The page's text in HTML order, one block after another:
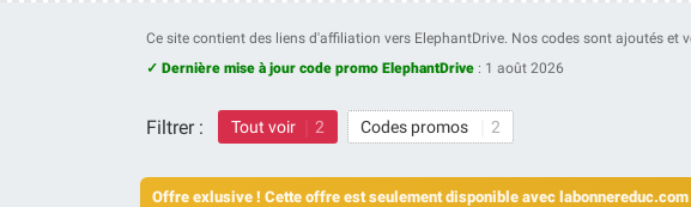
Ce site contient des liens d'affiliation vers ElephantDrive. Nos codes sont ajoutés et
✓ Dernière mise à jour code promo ElephantDrive : 1 août 2026
Filtrer : Tout voir 2 Codes promos 2
Offre exlusive ! Cette offre est seulement disponible avec labonnereduc.com